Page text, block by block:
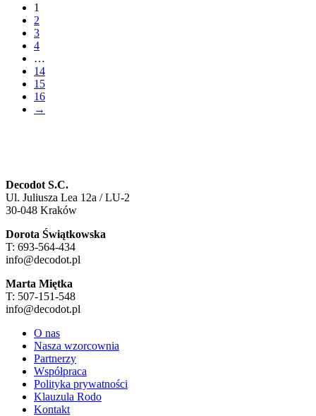
1
2
3
4
…
14
15
16
→
Decodot S.C.
Ul. Juliusza Lea 12a / LU-2
30-048 Kraków
Dorota Świątkowska
T: 693-564-434
info@decodot.pl
Marta Miętka
T: 507-151-548
info@decodot.pl
O nas
Nasza wzorcownia
Partnerzy
Współpraca
Polityka prywatności
Klauzula Rodo
Kontakt